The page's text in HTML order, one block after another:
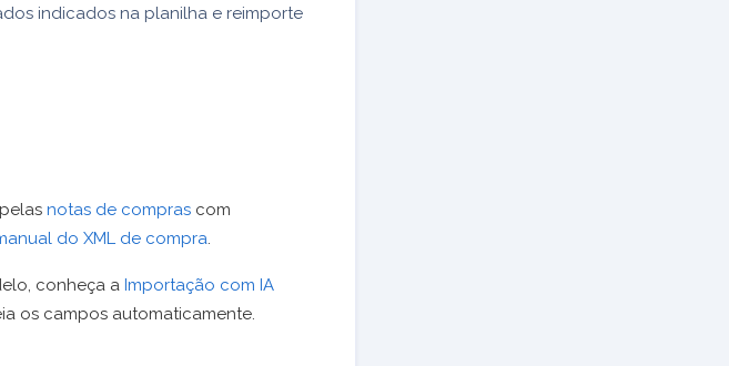
indicados na planilha e reimporte
notas de compras com
do XML de compra.
conheça a Importação com IA
os campos automaticamente.